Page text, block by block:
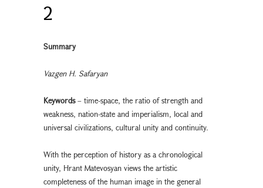
2
Summary
Vazgen H. Safaryan
Keywords– time-space, the ratio of strength and
weakness, nation-state and imperialism, local and
universal civilizations, cultural unity and continuity.
With the perception of history as a chronological
unity, Hrant Matevosyan views the artistic
completeness of the human image in the general